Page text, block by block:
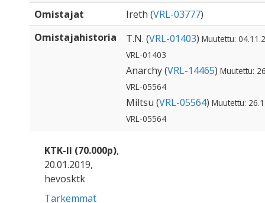
Omistajat
Ireth (VRL-03777)
Omistajahistoria
T.N. (VRL-01403) Muutettu:
VRL-01403
Anarchy (VRL-14465) Muutettu:
VRL-05564
Miltsu (VRL-05564) Muutettu:
VRL-05564
KTK-II (70.000p),
20.01.2019,
hevosktk
Tarkemmat